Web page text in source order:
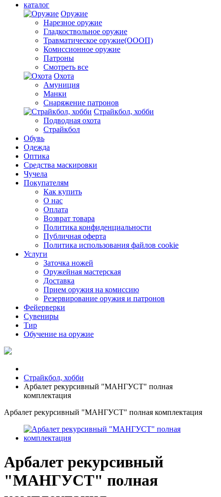
каталог
Оружие
Нарезное оружие
Гладкоствольное оружие
Травматическое оружие(ОООП)
Комиссионное оружие
Патроны
Смотреть все
Охота
Амуниция
Манки
Снаряжение патронов
Страйкбол, хобби
Подводная охота
Страйкбол
Обувь
Одежда
Оптика
Средства маскировки
Чучела
Покупателям
Как купить
О нас
Оплата
Возврат товара
Политика конфиденциальности
Публичная оферта
Политика использования файлов cookie
Услуги
Заточка ножей
Оружейная мастерская
Доставка
Прием оружия на комиссию
Резервирование оружия и патронов
Фейерверки
Сувениры
Тир
Обучение на оружие
Страйкбол, хобби
Арбалет рекурсивный "МАНГУСТ" полная
комплектация
Арбалет рекурсивный "МАНГУСТ" полная комплектация
Арбалет рекурсивный
"МАНГУСТ" полная